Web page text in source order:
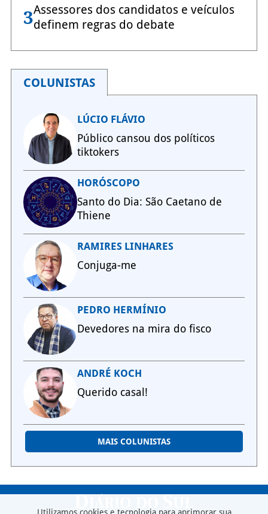
3Assessores dos candidatos e veículos
definem regras do debate
COLUNISTAS
LÚCIO FLÁVIO
Público cansou dos políticos
tiktokers
HORÓSCOPO
Santo do Dia: São Caetano de
Thiene
RAMIRES LINHARES
Conjuga-me
PEDRO HERMÍNIO
Devedores na mira do fisco
ANDRÉ KOCH
Querido casal!
MAIS COLUNISTAS